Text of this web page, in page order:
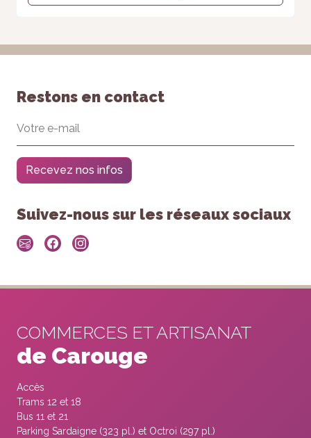
Restons en contact
Recevez nos infos
Suivez-nous sur les réseaux sociaux
COMMERCES ET ARTISANAT
de Carouge
Accès
Trams 12 et 18
Bus 11 et 21
Parking Sardaigne (323 pl.) et Octroi (297 pl.)